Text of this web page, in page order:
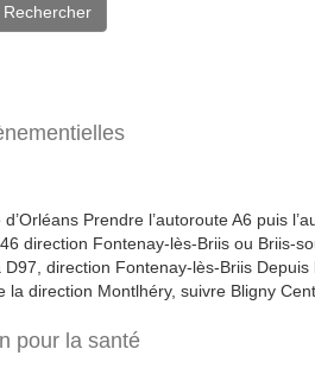
Rechercher
Prendre l’autoroute A6 puis
direction Fontenay-lès-Briis ou Briis-
direction Fontenay-lès-Briis
la direction Montlhéry, suivre Bligny
pour la santé